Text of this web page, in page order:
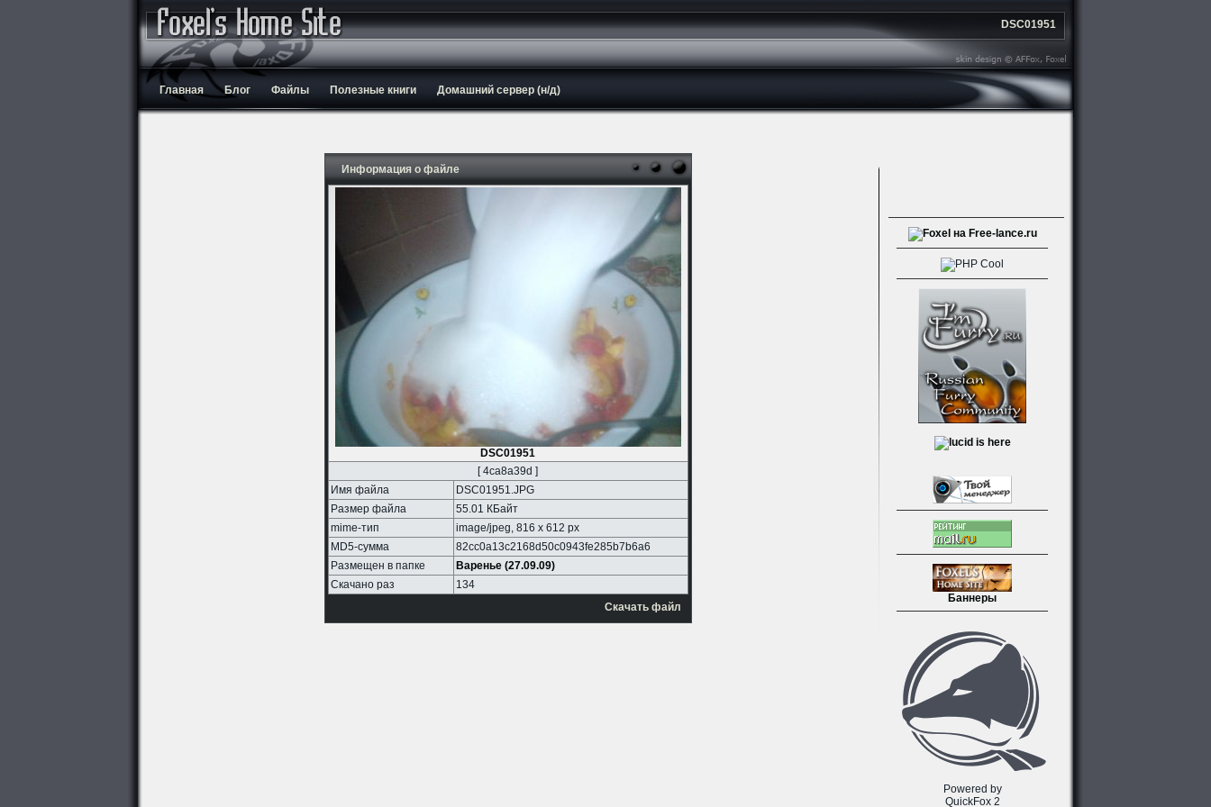
DSC01951
Главная Блог Файлы Полезные книги Домашний сервер (н/д)
Информация о файле
DSC01951
[ 4ca8a39d ]
Имя файла
DSC01951.JPG
Размер файла
55.01 КБайт
mime-тип
image/jpeg, 816 x 612 px
MD5-сумма
82cc0a13c2168d50c0943fe285b7b6a6
Размещен в папке
Варенье (27.09.09)
Скачано раз
134
Скачать файл
Баннеры
Powered by
QuickFox 2